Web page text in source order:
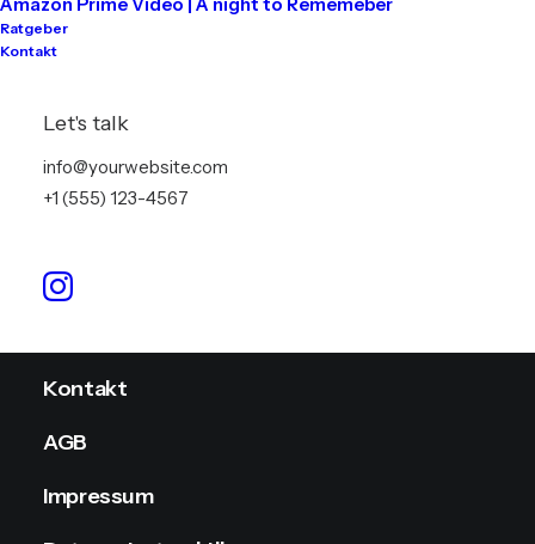
Ratgeber
Kontakt
Let's talk
info@yourwebsite.com
+1 (555) 123-4567
Tontechnik
Videotechnik
Info
Kontakt
AGB
Impressum